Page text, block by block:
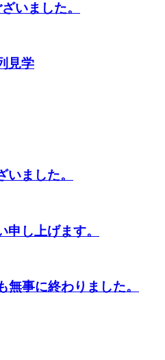
いました。
見学
ました。
し上げます。
無事に終わりました。